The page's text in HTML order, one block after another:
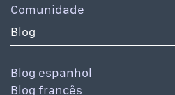
Comunidade
Blog
Blog espanhol
Blog francês